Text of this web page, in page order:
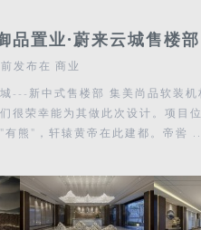
品置业·蔚来云城售楼部
发布在 商业
城---新中式售楼部 集美尚品软装
很荣幸能为其做此次设计。项目
有熊"，轩辕黄帝在此建都。帝喾